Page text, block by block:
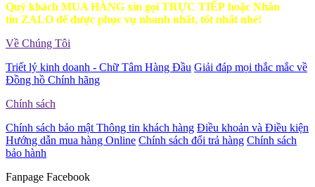
Quý khách MUA HÀNG xin gọi TRỰC TIẾP hoặc Nhắn
tin ZALO để được phục vụ nhanh nhất, tốt nhất nhé!
Về Chúng Tôi
Triết lý kinh doanh - Chữ Tâm Hàng Đầu Giải đáp mọi thắc mắc về
Đồng hồ Chính hãng
Chính sách
Chính sách bảo mật Thông tin khách hàng Điều khoản và Điều kiện
Hướng dẫn mua hàng Online Chính sách đổi trả hàng Chính sách
bảo hành
Fanpage Facebook